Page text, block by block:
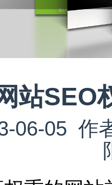
站SEO
06-05 作